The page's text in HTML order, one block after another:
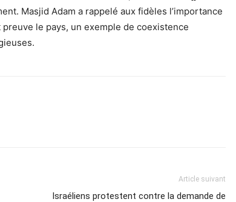
Masjid Adam a rappelé aux fidèles l’importance
le pays, un exemple de coexistence
Article suivant
Israéliens protestent contre la demande de